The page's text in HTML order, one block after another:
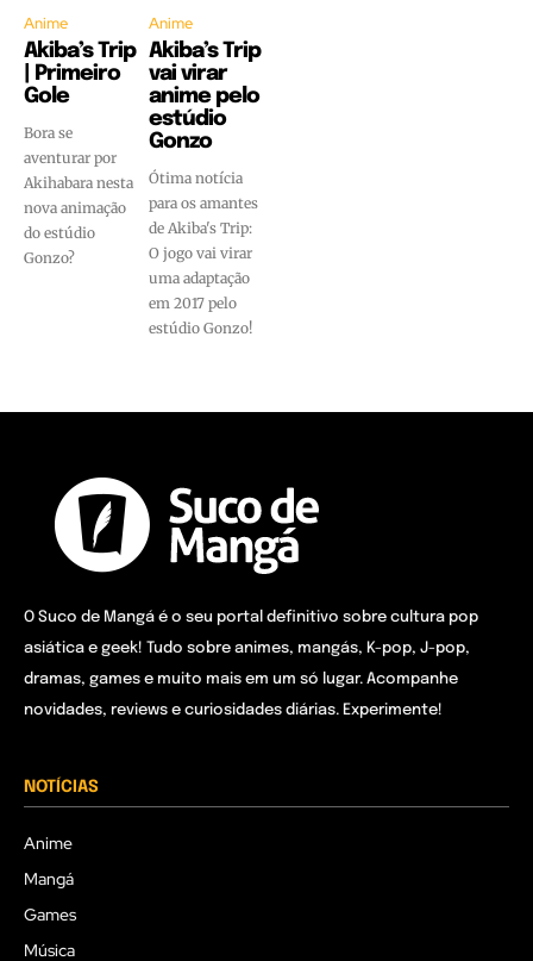
Anime
Akiba’s Trip
| Primeiro
Gole
Bora se
aventurar por
Akihabara nesta
nova animação
do estúdio
Gonzo?
Anime
Akiba’s Trip
vai virar
anime pelo
estúdio
Gonzo
Ótima notícia
para os amantes
de Akiba's Trip:
O jogo vai virar
uma adaptação
em 2017 pelo
estúdio Gonzo!
O Suco de Mangá é o seu portal definitivo sobre cultura pop
asiática e geek! Tudo sobre animes, mangás, K-pop, J-pop,
dramas, games e muito mais em um só lugar. Acompanhe
novidades, reviews e curiosidades diárias. Experimente!
NOTÍCIAS
Anime
Mangá
Games
Música